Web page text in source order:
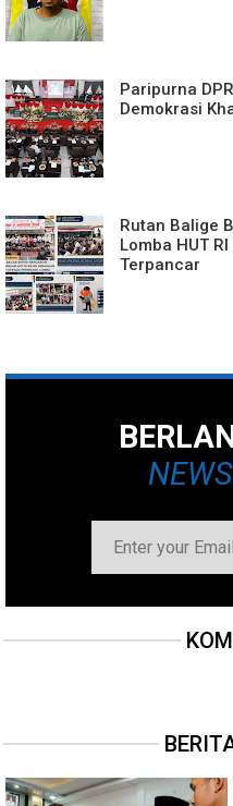
Paripurna
Demokrasi
Rutan Balige
Lomba HUT
Terpancar